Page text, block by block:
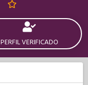
PERFIL VERIFICADO